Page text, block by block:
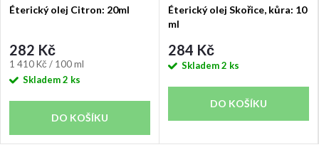
Éterický olej Citron: 20ml
282 Kč
Měrná
cena:
1 410 Kč / 100 ml
Skladem2 ks
DO KOŠÍKU
Éterický olej Skořice, kůra: 10
ml
284 Kč
Skladem2 ks
DO KOŠÍKU